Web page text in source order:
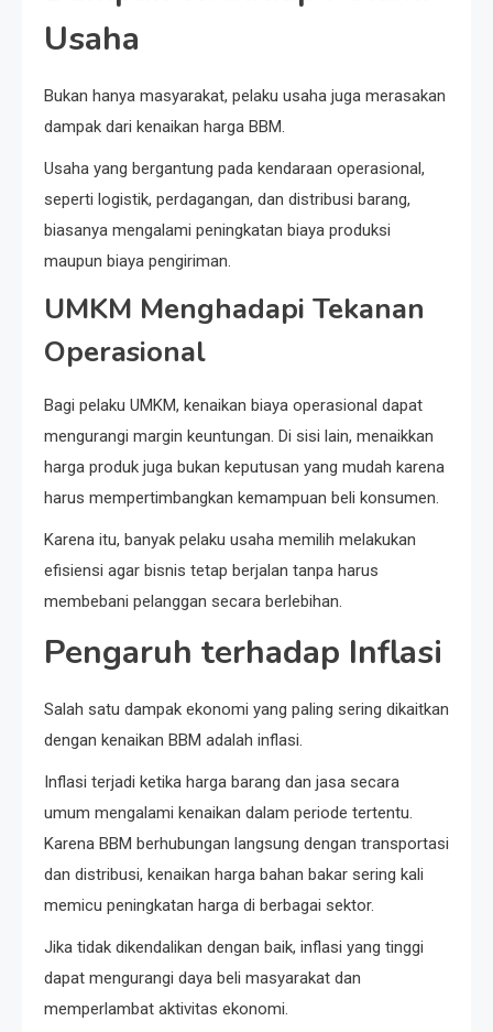
Usaha
Bukan hanya masyarakat, pelaku usaha juga merasakan
dampak dari kenaikan harga BBM.
Usaha yang bergantung pada kendaraan operasional,
seperti logistik, perdagangan, dan distribusi barang,
biasanya mengalami peningkatan biaya produksi
maupun biaya pengiriman.
UMKM Menghadapi Tekanan
Operasional
Bagi pelaku UMKM, kenaikan biaya operasional dapat
mengurangi margin keuntungan. Di sisi lain, menaikkan
harga produk juga bukan keputusan yang mudah karena
harus mempertimbangkan kemampuan beli konsumen.
Karena itu, banyak pelaku usaha memilih melakukan
efisiensi agar bisnis tetap berjalan tanpa harus
membebani pelanggan secara berlebihan.
Pengaruh terhadap Inflasi
Salah satu dampak ekonomi yang paling sering dikaitkan
dengan kenaikan BBM adalah inflasi.
Inflasi terjadi ketika harga barang dan jasa secara
umum mengalami kenaikan dalam periode tertentu.
Karena BBM berhubungan langsung dengan transportasi
dan distribusi, kenaikan harga bahan bakar sering kali
memicu peningkatan harga di berbagai sektor.
Jika tidak dikendalikan dengan baik, inflasi yang tinggi
dapat mengurangi daya beli masyarakat dan
memperlambat aktivitas ekonomi.